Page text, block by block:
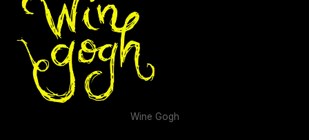
Wine Gogh